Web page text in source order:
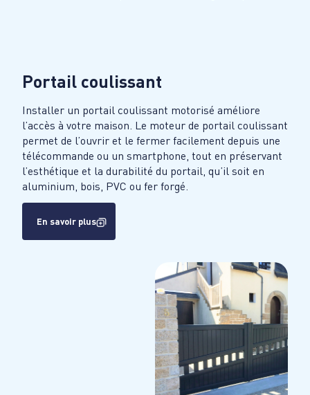
Portail coulissant
Installer un portail coulissant motorisé améliore
l’accès à votre maison. Le moteur de portail coulissant
permet de l’ouvrir et le fermer facilement depuis une
télécommande ou un smartphone, tout en préservant
l’esthétique et la durabilité du portail, qu’il soit en
aluminium, bois, PVC ou fer forgé.
En savoir plus